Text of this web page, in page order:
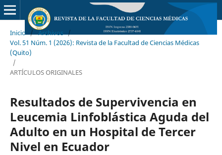
Inicio / Archivos /
Vol. 51 Núm. 1 (2026): Revista de la Facultad de Ciencias Médicas
(Quito)
/
ARTÍCULOS ORIGINALES
Resultados de Supervivencia en
Leucemia Linfoblástica Aguda del
Adulto en un Hospital de Tercer
Nivel en Ecuador